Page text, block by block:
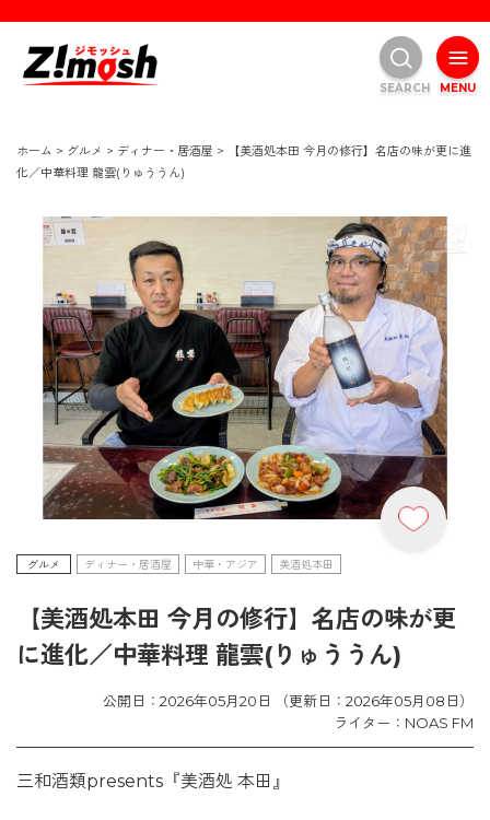
ホーム > グルメ > ディナー・居酒屋 >
【美酒処本田 今月の修行】名店の味が更に進
化／中華料理 龍雲(りゅううん)
グルメ ディナー・居酒屋 中華・アジア 美酒処本田
【美酒処本田 今月の修行】名店の味が更
に進化／中華料理 龍雲(りゅううん)
公開日：2026年05月20日 （更新日：2026年05月08日）
ライター：NOAS FM
三和酒類presents『美酒処 本田』
MENU
SEARCH